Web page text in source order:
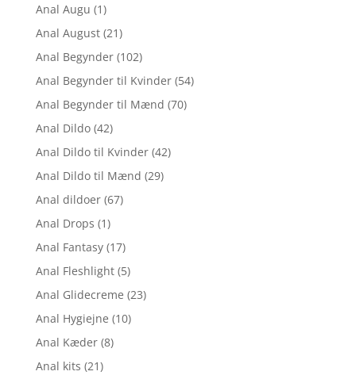
Anal Augu (1)
Anal August (21)
Anal Begynder (102)
Anal Begynder til Kvinder (54)
Anal Begynder til Mænd (70)
Anal Dildo (42)
Anal Dildo til Kvinder (42)
Anal Dildo til Mænd (29)
Anal dildoer (67)
Anal Drops (1)
Anal Fantasy (17)
Anal Fleshlight (5)
Anal Glidecreme (23)
Anal Hygiejne (10)
Anal Kæder (8)
Anal kits (21)